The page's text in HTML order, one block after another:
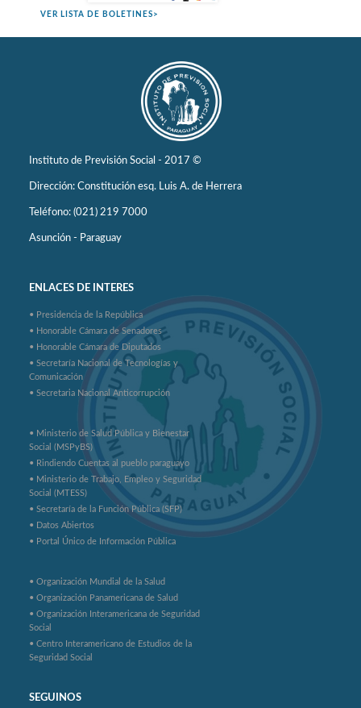
VER LISTA DE BOLETINES>
Instituto de Previsión Social - 2017 ©
Dirección: Constitución esq. Luis A. de Herrera
Teléfono: (021) 219 7000
Asunción - Paraguay
ENLACES DE INTERES
• Presidencia de la República
• Honorable Cámara de Senadores
• Honorable Cámara de Diputados
• Secretaría Nacional de Tecnologías y
Comunicación
• Secretaria Nacional Anticorrupción
• Ministerio de Salud Pública y Bienestar
Social (MSPyBS)
• Rindiendo Cuentas al pueblo paraguayo
• Ministerio de Trabajo, Empleo y Seguridad
Social (MTESS)
• Secretaría de la Función Pública (SFP)
• Datos Abiertos
• Portal Único de Información Pública
• Organización Mundial de la Salud
• Organización Panamericana de Salud
• Organización Interamericana de Seguridad
Social
• Centro Interamericano de Estudios de la
Seguridad Social
SEGUINOS